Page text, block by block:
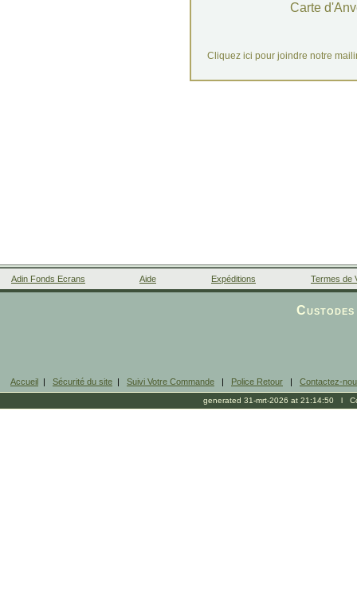
Carte
Cliquez ici pour joindre notre
Adin Fonds Ecrans Aide Expéditions Termes de
Accueil | Sécurité du site | Suivi Votre Commande | Police Retour | Contactez-
generated 31-mrt-2026 at 21:14:50 l